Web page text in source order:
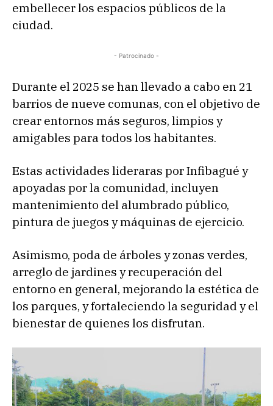
embellecer los espacios públicos de la
ciudad.
- Patrocinado -
Durante el 2025 se han llevado a cabo en 21
barrios de nueve comunas, con el objetivo de
crear entornos más seguros, limpios y
amigables para todos los habitantes.
Estas actividades lideraras por Infibagué y
apoyadas por la comunidad, incluyen
mantenimiento del alumbrado público,
pintura de juegos y máquinas de ejercicio.
Asimismo, poda de árboles y zonas verdes,
arreglo de jardines y recuperación del
entorno en general, mejorando la estética de
los parques, y fortaleciendo la seguridad y el
bienestar de quienes los disfrutan.